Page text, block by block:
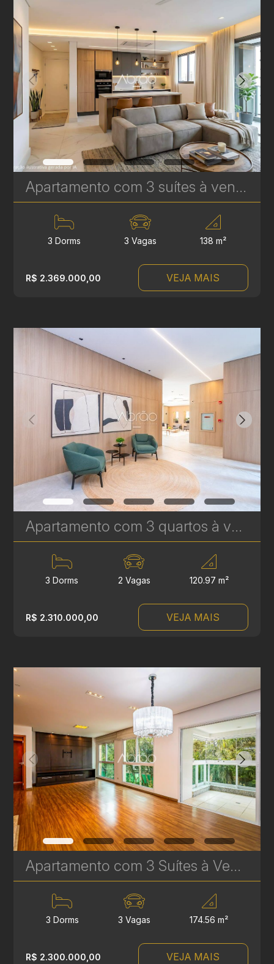
Apartamento com 3 suítes à venda no Vitra Água Verde - 138 m² - 3 Vagas - Alto Padrão | Ref. 1706
3 Dorms 3 Vagas 138 m²
R$ 2.369.000,00 VEJA MAIS
Apartamento com 3 quartos à venda no Água Verde - 120,97 m² - Le Sense | Ref. 1777
3 Dorms 2 Vagas 120.97 m²
R$ 2.310.000,00 VEJA MAIS
Apartamento com 3 Suítes à Venda no Infinity & Privilege - 174 m² - Ecoville | Ref. 1749
3 Dorms 3 Vagas 174.56 m²
R$ 2.300.000,00 VEJA MAIS